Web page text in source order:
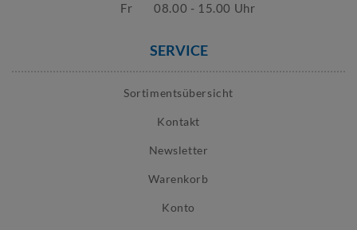
Fr
08.00 - 15.00 Uhr
SERVICE
Sortimentsübersicht
Kontakt
Newsletter
Warenkorb
Konto